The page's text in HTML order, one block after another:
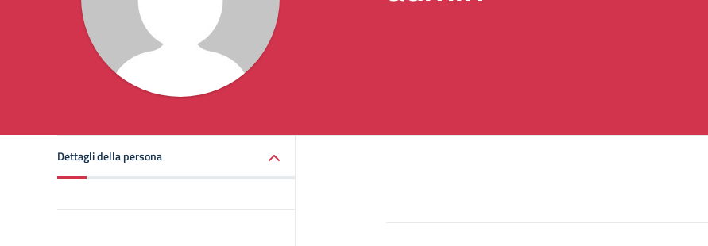
Dettagli della persona